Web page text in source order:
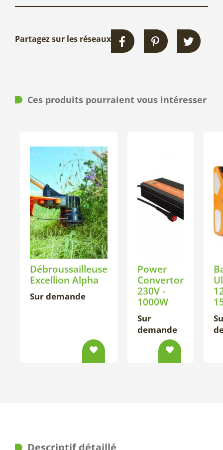
Partagez sur les réseaux
Ces produits pourraient vous intéresser
Débroussailleuse
Excellion Alpha
Sur demande
Power
Convertor
230V -
1000W
Sur
demande